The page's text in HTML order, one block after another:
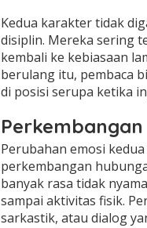
Kedua karakter tidak
disiplin. Mereka sering
kembali ke kebiasaan
berulang itu, pembaca
di posisi serupa ketika
Perubahan emosi
perkembangan
banyak rasa tidak
sampai aktivitas fisik.
sarkastik, atau dialog